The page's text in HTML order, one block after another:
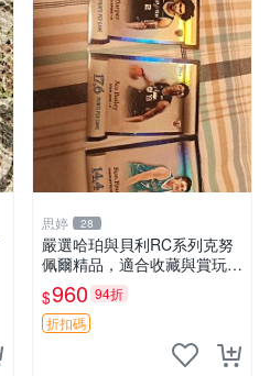
思婷 28
嚴選哈珀與貝利RC系列克努
佩爾精品，適合收藏與賞玩 R
C 玩具 陶瓷
$960 94折
折扣碼